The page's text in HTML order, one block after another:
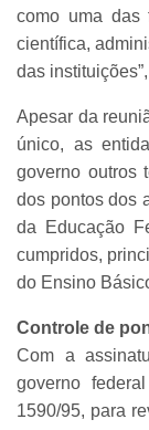
como uma das
científica,
das
Apesar da
único, as
governo outros
dos pontos dos
da Educação
cumpridos,
do Ensino
Controle de
Com a
governo
1590/95, para